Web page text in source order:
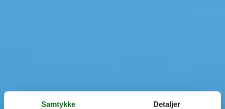
Samtykke Detaljer